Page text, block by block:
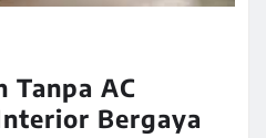
Tanpa AC
Bergaya